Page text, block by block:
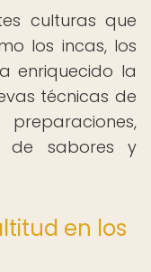
culturas que
los incas, los
enriquecido la
técnicas de
de sabores y
en los